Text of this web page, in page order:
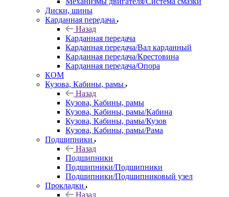
Диски, шины
Карданная передача
Назад
Карданная передача
Карданная передача/Вал карданный
Карданная передача/Крестовина
Карданная передача/Опора
КОМ
Кузова, Кабины, рамы
Назад
Кузова, Кабины, рамы
Кузова, Кабины, рамы/Кабина
Кузова, Кабины, рамы/Кузов
Кузова, Кабины, рамы/Рама
Подшипники
Назад
Подшипники
Подшипники/Подшипники
Подшипники/Подшипниковый узел
Прокладки
Назад